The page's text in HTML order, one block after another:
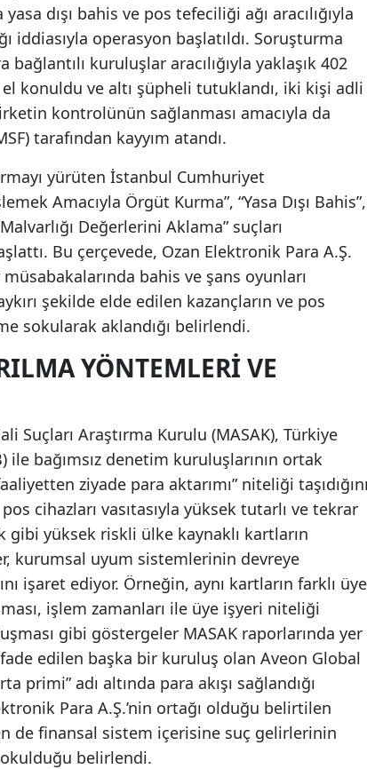
Giresun
Gümüşhane
Hakkari
Hatay
Isparta
Mersin
İstanbul
İzmir
Kars
Kırklareli
Kırşehir
Konya
Kütahya
Malatya
Manisa
Kahramanmaraş
Mardin
dışı bahis ve pos tefeciliği ağı aracılığıyla
iddiasıyla operasyon başlatıldı. Soruşturma
kuruluşlar aracılığıyla yaklaşık 402
konuldu ve altı şüpheli tutuklandı, iki kişi adli
kontrolünün sağlanması amacıyla da
tarafından kayyım atandı.
yürüten İstanbul Cumhuriyet
Amacıyla Örgüt Kurma”, “Yasa Dışı Bahis”,
Değerlerini Aklama” suçları
Bu çerçevede, Ozan Elektronik Para A.Ş.
bahis ve şans oyunları
şekilde elde edilen kazançların ve pos
sokularak aklandığı belirlendi.
YÖNTEMLERI VE
Suçları Araştırma Kurulu (MASAK), Türkiye
ile bağımsız denetim kuruluşlarının ortak
ziyade para aktarımı” niteliği
cihazları vasıtasıyla yüksek tutarlı ve tekrar
gibi yüksek riskli ülke kaynaklı kartların
kurumsal uyum sistemlerinin devreye
işaret ediyor. Örneğin, aynı kartların farklı üye
işlem zamanları ile üye işyeri niteliği
gibi göstergeler MASAK raporlarında yer
edilen başka bir kuruluş olan Aveon Global
primi” adı altında para akışı sağlandığı
Para A.Ş.’nin ortağı olduğu belirtilen
de finansal sistem içerisine suç gelirlerinin
belirlendi.